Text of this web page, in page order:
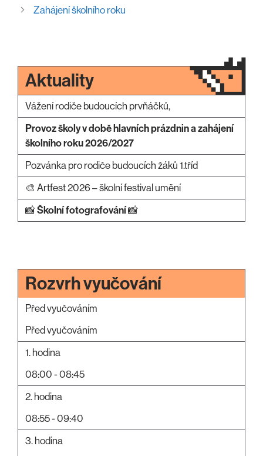
Zahájení školního roku
Aktuality
Vážení rodiče budoucích prvňáčků,
Provoz školy v době hlavních prázdnin a zahájení
školního roku 2026/2027
Pozvánka pro rodiče budoucích žáků 1.tříd
🎨 Artfest 2026 – školní festival umění
📸Školní fotografování📸
Rozvrh vyučování
Před vyučováním
Před vyučováním
1. hodina
08:00 - 08:45
2. hodina
08:55 - 09:40
3. hodina